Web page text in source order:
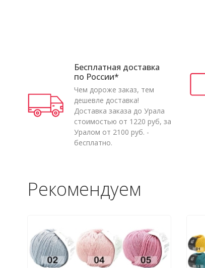
Бесплатная доставка
по России*
Чем дороже заказ, тем
дешевле доставка!
Доставка заказа до Урала
стоимостью от 1220 руб, за
Уралом от 2100 руб. -
бесплатно.
Рекомендуем